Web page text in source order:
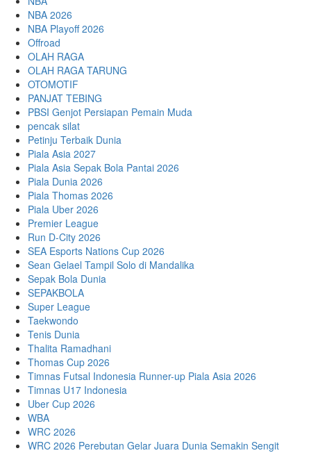
NBA 2026
NBA Playoff 2026
Offroad
OLAH RAGA
OLAH RAGA TARUNG
OTOMOTIF
PANJAT TEBING
PBSI Genjot Persiapan Pemain Muda
pencak silat
Petinju Terbaik Dunia
Piala Asia 2027
Piala Asia Sepak Bola Pantai 2026
Piala Dunia 2026
Piala Thomas 2026
Piala Uber 2026
Premier League
Run D-City 2026
SEA Esports Nations Cup 2026
Sean Gelael Tampil Solo di Mandalika
Sepak Bola Dunia
SEPAKBOLA
Super League
Taekwondo
Tenis Dunia
Thalita Ramadhani
Thomas Cup 2026
Timnas Futsal Indonesia Runner-up Piala Asia 2026
Timnas U17 Indonesia
Uber Cup 2026
WBA
WRC 2026
WRC 2026 Perebutan Gelar Juara Dunia Semakin Sengit